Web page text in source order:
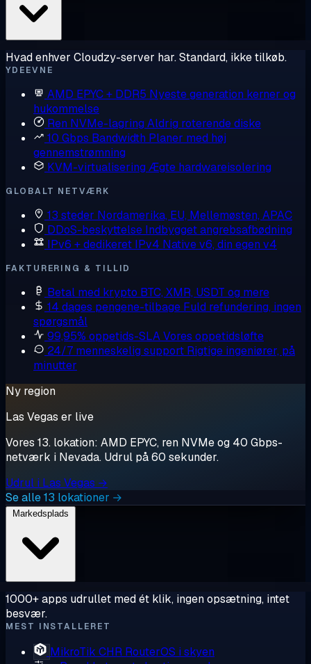
Hvad enhver Cloudzy-server har. Standard, ikke tilkøb.
YDEEVNE
AMD EPYC + DDR5 Nyeste generation kerner og
hukommelse
Ren NVMe-lagring Aldrig roterende diske
10 Gbps Bandwidth Planer med høj
gennemstrømning
KVM-virtualisering Ægte hardwareisolering
GLOBALT NETVÆRK
13 steder Nordamerika, EU, Mellemøsten, APAC
DDoS-beskyttelse Indbygget angrebsafbødning
IPv6 + dedikeret IPv4 Native v6, din egen v4
FAKTURERING & TILLID
Betal med krypto BTC, XMR, USDT og mere
14 dages pengene-tilbage Fuld refundering, ingen
spørgsmål
99,95% oppetids-SLAVores oppetidsløfte
24/7 menneskelig support Rigtige ingeniører, på
minutter
Ny region
Las Vegas er live
Vores 13. lokation: AMD EPYC, ren NVMe og 40 Gbps-
netværk i Nevada. Udrul på 60 sekunder.
Udrul i Las Vegas →
Se alle 13 lokationer →
1000+ apps udrullet med ét klik, ingen opsætning, intet
besvær.
MEST INSTALLERET
MikroTik CHR RouterOS i skyen